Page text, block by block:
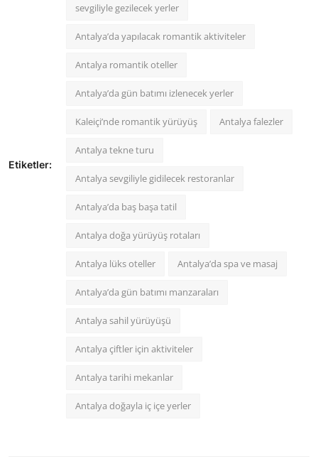
Etiketler:
sevgiliyle gezilecek yerler
Antalya’da yapılacak romantik aktiviteler
Antalya romantik oteller
Antalya’da gün batımı izlenecek yerler
Kaleiçi’nde romantik yürüyüş Antalya falezler
Antalya tekne turu
Antalya sevgiliyle gidilecek restoranlar
Antalya’da baş başa tatil
Antalya doğa yürüyüş rotaları
Antalya lüks oteller Antalya’da spa ve masaj
Antalya’da gün batımı manzaraları
Antalya sahil yürüyüşü
Antalya çiftler için aktiviteler
Antalya tarihi mekanlar
Antalya doğayla iç içe yerler